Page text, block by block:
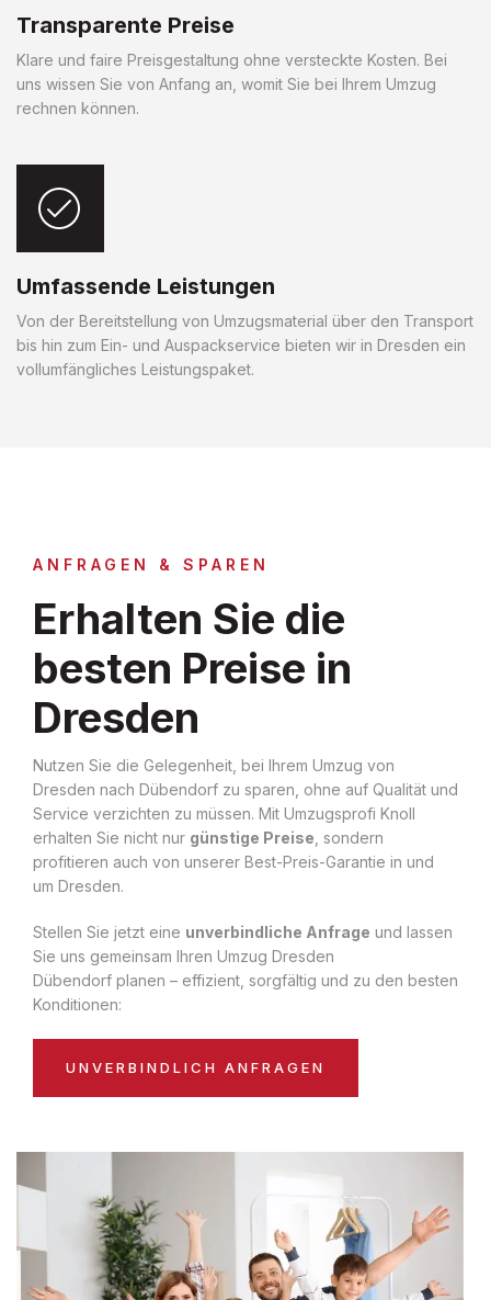
Transparente Preise
Klare und faire Preisgestaltung ohne versteckte Kosten. Bei
uns wissen Sie von Anfang an, womit Sie bei Ihrem Umzug
rechnen können.
Umfassende Leistungen
Von der Bereitstellung von Umzugsmaterial über den Transport
bis hin zum Ein- und Auspackservice bieten wir in Dresden ein
vollumfängliches Leistungspaket.
ANFRAGEN & SPAREN
Erhalten Sie die
besten Preise in
Dresden
Nutzen Sie die Gelegenheit, bei Ihrem Umzug von
Dresden nach Dübendorf zu sparen, ohne auf Qualität und
Service verzichten zu müssen. Mit Umzugsprofi Knoll
erhalten Sie nicht nur günstige Preise , sondern
profitieren auch von unserer Best-Preis-Garantie in und
um Dresden.
Stellen Sie jetzt eine unverbindliche Anfrage und lassen
Sie uns gemeinsam Ihren Umzug Dresden
Dübendorf planen – effizient, sorgfältig und zu den besten
Konditionen:
UNVERBINDLICH ANFRAGEN